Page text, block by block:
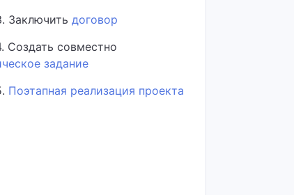
Заключить договор
Создать совместно
задание
Поэтапная реализация проекта